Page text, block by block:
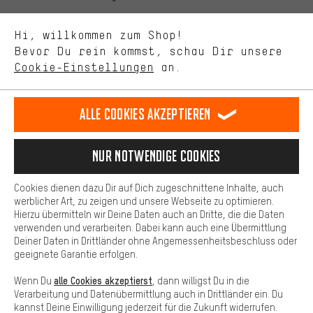
Sprache"
Deutsch
DE english
EN español
ES français
FR
VERTRAG WIDERRUFEN Aachener Community Affiliateprogramm
Datenschutz Allgemeine Geschäftsbedingungen
Hinweisgebersystem Hinweise zur Batterieentsorgung
Cookie-Einstellungen Kontrast ändern
Alle Preise verstehen sich in Euro und exkl. MwSt zuzüglich
Versandkostenfür Lieferung nachUSA.
Hi, willkommen zum Shop!
Bevor Du rein kommst, schau Dir unsere
Cookie-Einstellungen an.
Uns interessiert, was Du in unserem Shop suchst und brauchst.
selbst Einfluss auf die Verbesserung unserer Webseite und
unseres Shop-Angebots.
Dein Shopping-Erlebnis wird komfortabler. Mit Komfort-Cookies
stellen wir Verknüpfungen zu Social Media Plattformen her. So
können wir dir weitere nützliche Inhalte und Informationen zur
Verfügung stellen. Zudem hast du die Möglichkeit zusätzliche
Services zu nutzen, die es dir erleichtern die richtigen Produkte zu
finden. Beispielsweise bieten wir eine Chat-Funktion an, damit
Fragen schnell und unkompliziert beantwortet werden können.
Basis
Basis-Cookies gewährleisten, dass Du unsere Webseite
grundsätzlich nutzen kannst.
Alle Cookies akzeptieren
Nur Notwendige Cookies
Cookies dienen dazu Dir auf Dich zugeschnittene Inhalte, auch
werblicher Art, zu zeigen und unsere Webseite zu optimieren.
Hierzu übermitteln wir Deine Daten auch an Dritte, die die Daten
verwenden und verarbeiten. Dabei kann auch eine Übermittlung
Deiner Daten in Drittländer ohne Angemessenheitsbeschluss oder
geeignete Garantie erfolgen.
Wenn Du alle Cookies akzeptierst , dann willigst Du in die
Verarbeitung und Datenübermittlung auch in Drittländer ein. Du
kannst Deine Einwilligung jederzeit für die Zukunft widerrufen.